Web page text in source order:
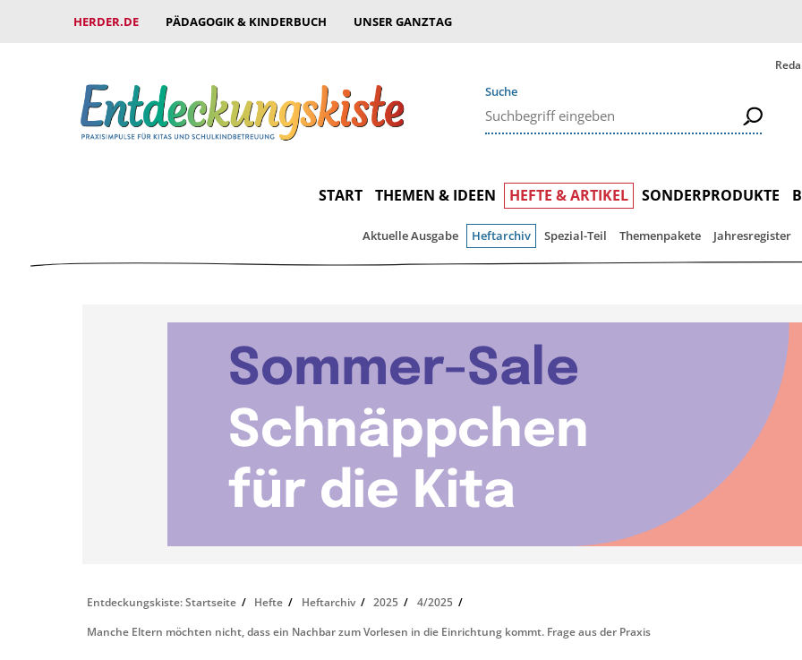
HERDER.DE PÄDAGOGIK & KINDERBUCH UNSER GANZTAG
Suche
START THEMEN & IDEEN HEFTE & ARTIKEL SONDERPRODUKTE
Aktuelle Ausgabe Heftarchiv Spezial-Teil Themenpakete Jahresregister
Entdeckungskiste: Startseite Hefte Heftarchiv 2025
4/2025
Manche Eltern möchten nicht, dass ein Nachbar zum Vorlesen in die Einrichtung kommt. Frage aus der Praxis